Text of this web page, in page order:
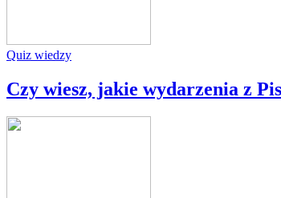
Quiz wiedzy
Czy wiesz, jakie wydarzenia z